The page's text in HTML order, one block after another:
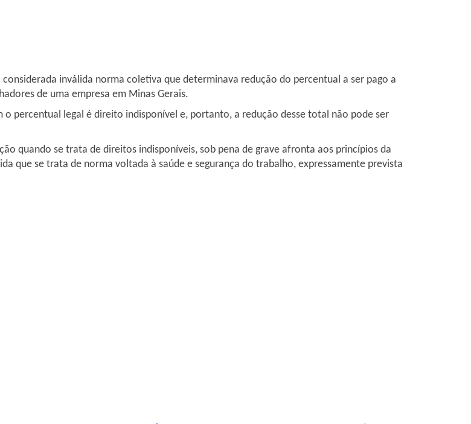
inválida norma coletiva que determinava redução do percentual a ser pago a
de uma empresa em Minas Gerais.
o percentual legal é direito indisponível e, portanto, a redução desse total não pode ser
quando se trata de direitos indisponíveis, sob pena de grave afronta aos princípios da
que se trata de norma voltada à saúde e segurança do trabalho, expressamente prevista